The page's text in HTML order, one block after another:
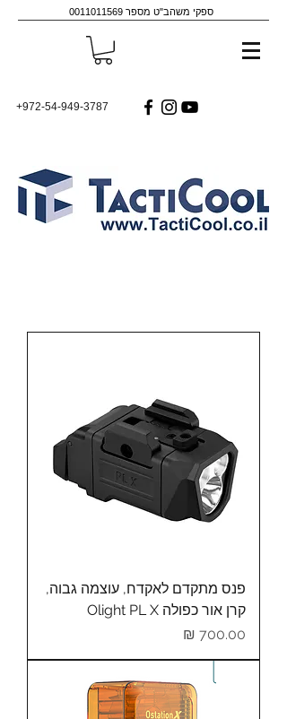
0011011569 ספקי משהב"ט מספר
+972-54-949-3787
פנס מתקדם לאקדח, עוצמה גבוה,
קרן אור כפולה Olight PL X
מחיר